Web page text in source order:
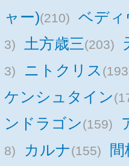
ャー)(210) ベデ
3) 土方歳三(203)
3) ニトクリス
ケンシュタイン
ンドラゴン(159)
8) カルナ(155)